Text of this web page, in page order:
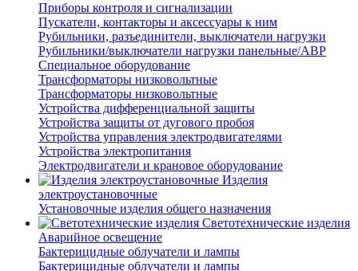
Приборы контроля и сигнализации
Пускатели, контакторы и аксессуары к ним
Рубильники, разъединители, выключатели нагрузки
Рубильники/выключатели нагрузки панельные/АВР
Специальное оборудование
Трансформаторы низковольтные
Трансформаторы низковольтные
Устройства дифференциальной защиты
Устройства защиты от дугового пробоя
Устройства управления электродвигателями
Устройства электропитания
Электродвигатели и крановое оборудование
Изделия
электроустановочные
Установочные изделия общего назначения
Светотехнические изделия
Аварийное освещение
Бактерицидные облучатели и лампы
Бактерицидные облучатели и лампы